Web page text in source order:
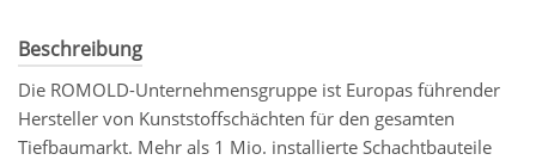
Beschreibung
Die ROMOLD-Unternehmensgruppe ist Europas führender
Hersteller von Kunststoffschächten für den gesamten
Tiefbaumarkt. Mehr als 1 Mio. installierte Schachtbauteile